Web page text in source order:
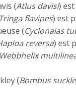
(Atlus davisi) est
Tringa flavipes) est
(Cyclonaias
reversa) est
Webbhelix
(Bombus